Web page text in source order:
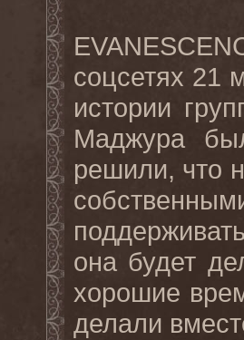
соцсетях 21
истории
Маджура
решили, что
она будет
хорошие
делали